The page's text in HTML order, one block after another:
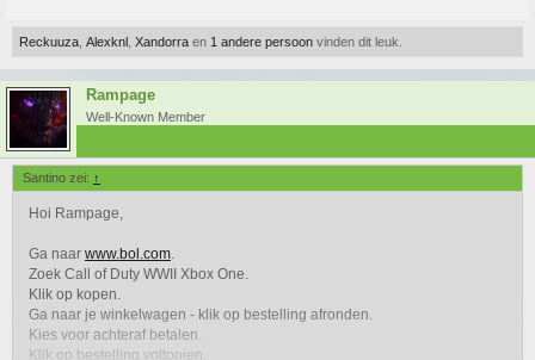
Reckuuza Alexknl Xandorra en 1 andere persoon vinden dit leuk.
Rampage
Well-Known Member
Santino zei: ↑
Hoi Rampage,
Ga naar www.bol.com.
Zoek Call of Duty WWII Xbox One.
Klik op kopen.
Ga naar je winkelwagen - klik op bestelling afronden.
Kies voor achteraf betalen.
Klik op bestelling voltooien.